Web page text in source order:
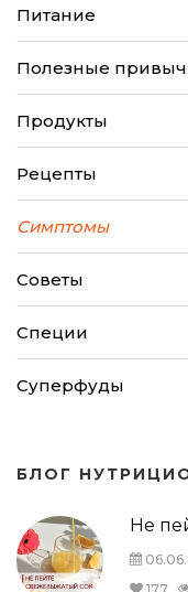
Питание
Полезные
Продукты
Рецепты
Симптомы
Советы
Специи
Суперфуды
БЛОГ
Не